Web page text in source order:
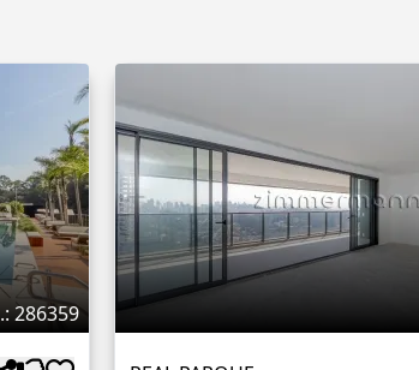
286359